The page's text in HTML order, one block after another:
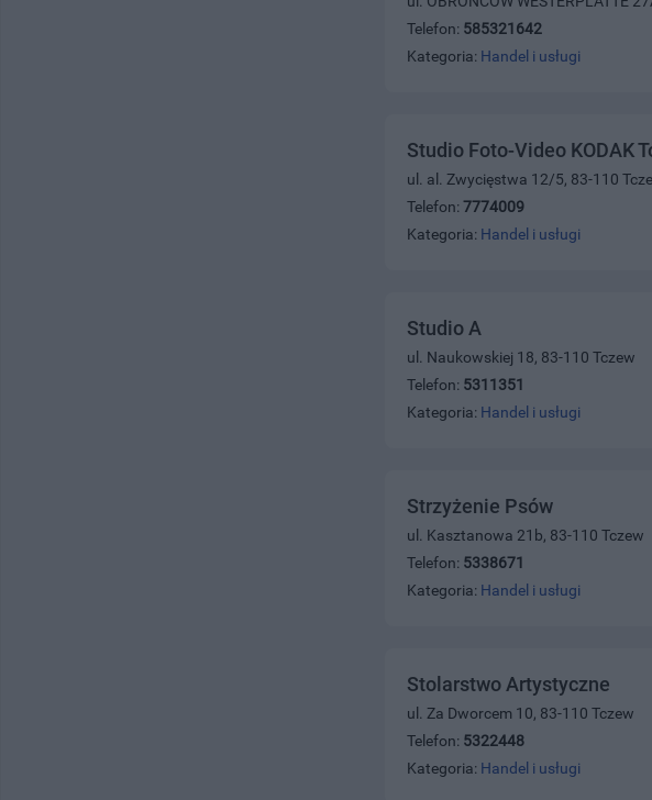
Telefon: 585321642
Kategoria: Handel i usługi
Studio Foto-Video KODAK
ul. al. Zwycięstwa 12/5, 83-110
Telefon: 7774009
Kategoria: Handel i usługi
Studio A
ul. Naukowskiej 18, 83-110 Tczew
Telefon: 5311351
Kategoria: Handel i usługi
Strzyżenie Psów
ul. Kasztanowa 21b, 83-110 Tczew
Telefon: 5338671
Kategoria: Handel i usługi
Stolarstwo Artystyczne
ul. Za Dworcem 10, 83-110 Tczew
Telefon: 5322448
Kategoria: Handel i usługi